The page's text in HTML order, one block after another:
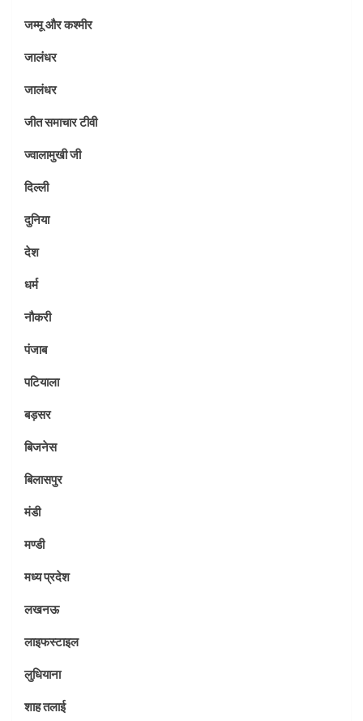
जम्मू और कश्मीर
जालंधर
जालंधर
जीत समाचार टीवी
ज्वालामुखी जी
दिल्ली
दुनिया
देश
धर्म
नौकरी
पंजाब
पटियाला
बड़सर
बिजनेस
बिलासपुर
मंडी
मण्डी
मध्य प्रदेश
लखनऊ
लाइफस्टाइल
लुधियाना
शाह तलाई